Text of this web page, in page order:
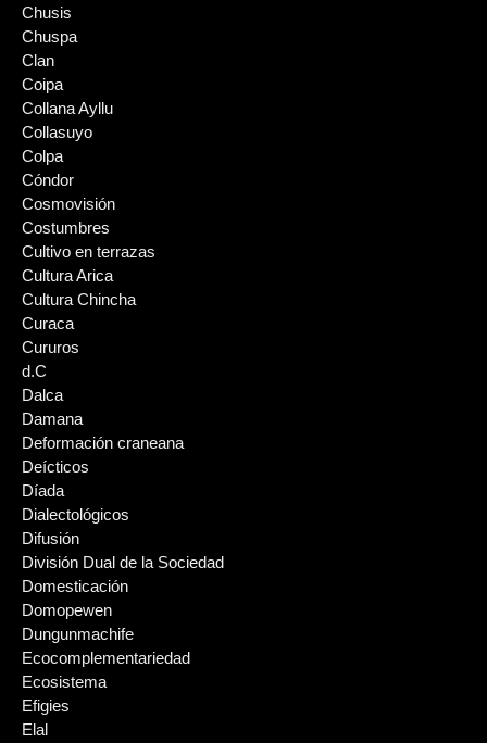
Chusis
Chuspa
Clan
Coipa
Collana Ayllu
Collasuyo
Colpa
Cóndor
Cosmovisión
Costumbres
Cultivo en terrazas
Cultura Arica
Cultura Chincha
Curaca
Cururos
d.C
Dalca
Damana
Deformación craneana
Deícticos
Díada
Dialectológicos
Difusión
División Dual de la Sociedad
Domesticación
Domopewen
Dungunmachife
Ecocomplementariedad
Ecosistema
Efigies
Elal